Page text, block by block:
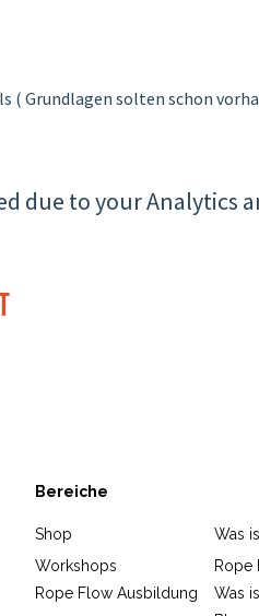
( Grundlagen solten schon
due to your Analytics
Bereiche
Shop
Workshops
Rope Flow Ausbildung
Was
Rope
Was